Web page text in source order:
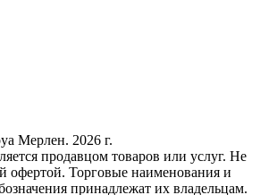
Мерлен. 2026 г.
продавцом товаров или услуг. Не
офертой. Торговые наименования и
принадлежат их владельцам.